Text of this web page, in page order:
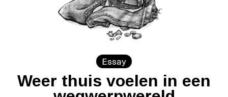
Essay
Weer thuis voelen in een